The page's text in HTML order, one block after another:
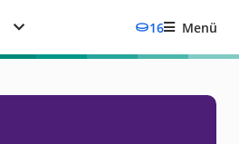
16 Menü